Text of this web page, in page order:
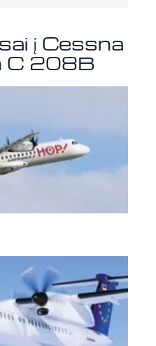
į Cessna
C 208B